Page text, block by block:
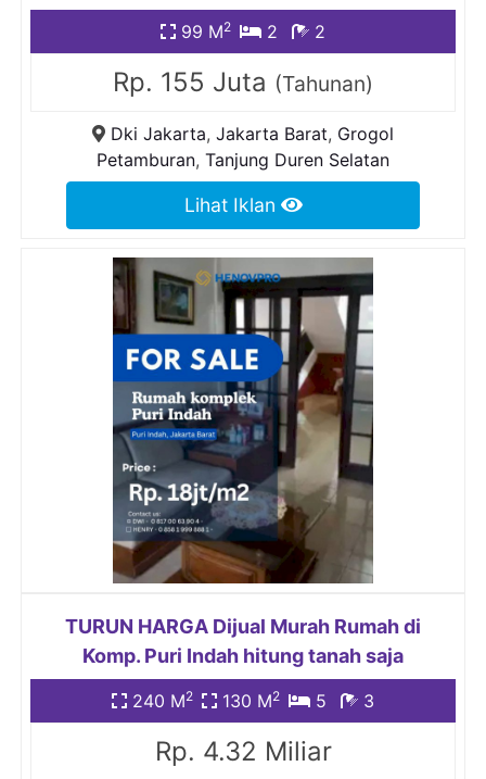
99 M2 2 2
Rp. 155 Juta (Tahunan)
Dki Jakarta, Jakarta Barat, Grogol
Petamburan, Tanjung Duren Selatan
Lihat Iklan
TURUN HARGA Dijual Murah Rumah di
Komp. Puri Indah hitung tanah saja
240 M2 130 M2 5 3
Rp. 4.32 Miliar